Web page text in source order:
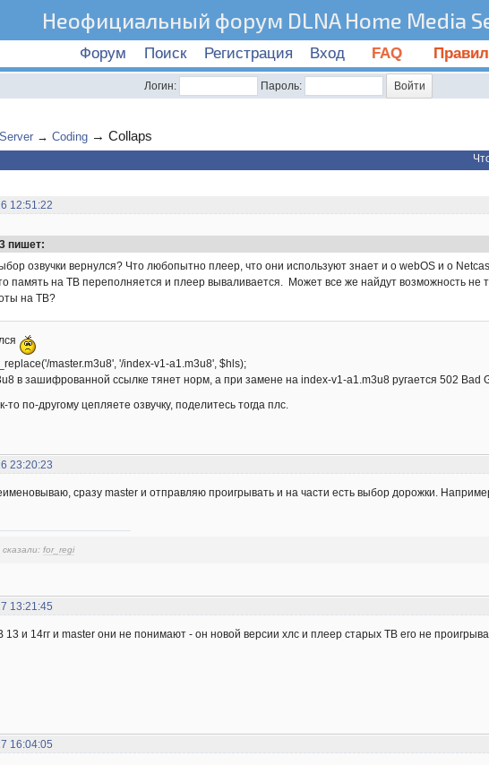
Неофициальный форум DLNA Home Media
Форум Поиск Регистрация Вход FAQ
Логин:
Пароль:
→ Coding → Collaps
12:51:22
пишет:
озвучки вернулся? Что любопытно плеер, что они используют знает и о webOS и о
память на ТВ переполняется и плеер вываливается. Может все же найдут возможность не
на ТВ?
master.m3u8', '/index-v1-a1.m3u8', $hls);
в зашифрованной ссылке тянет норм, а при замене на index-v1-a1.m3u8 ругается 502 Bad
то по-другому цепляете озвучку, поделитесь тогда плс.
23:20:23
сразу master и отправляю проигрывать и на части есть выбор дорожки.
сказали:for_regi
13:21:45
13 и 14гг и master они не понимают - он новой версии хлс и плеер старых ТВ его не
16:04:05